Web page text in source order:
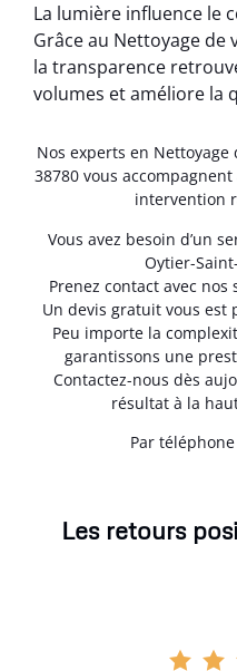
La lumière influence le
Grâce au Nettoyage de
la transparence
volumes et améliore la
Nos experts en
38780 vous
intervention
Vous avez besoin d’un
Oytier-
Prenez contact avec
Un devis gratuit vous est
Peu importe la
garantissons une
Contactez-nous dès
résultat à la
Par
Les retours